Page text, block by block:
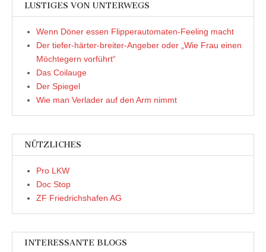
LUSTIGES VON UNTERWEGS
Wenn Döner essen Flipperautomaten-Feeling macht
Der tiefer-härter-breiter-Angeber oder „Wie Frau einen
Möchtegern vorführt“
Das Coilauge
Der Spiegel
Wie man Verlader auf den Arm nimmt
NÜTZLICHES
Pro LKW
Doc Stop
ZF Friedrichshafen AG
INTERESSANTE BLOGS